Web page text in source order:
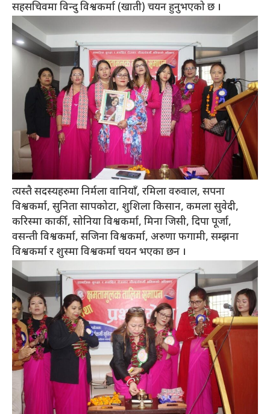
सहसचिवमा विन्दु विश्वकर्मा (खाती) चयन हुनुभएको छ ।
त्यस्तै सदस्यहरुमा निर्मला वानियाँ, रमिला वरुवाल, सपना
विश्वकर्मा, सुनिता सापकोटा, शुशिला किसान, कमला सुवेदी,
करिस्मा कार्की, सोनिया विश्वकर्मा, मिना जिसी, दिपा पूर्जा,
वसन्ती विश्वकर्मा, सजिना विश्वकर्मा, अरुणा फगामी, सम्झना
विश्वकर्मा र शुस्मा विश्वकर्मा चयन भएका छन ।